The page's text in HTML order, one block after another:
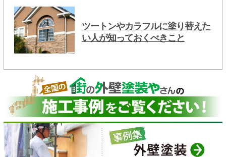
ツートンやカラフルに塗り替えた
い人が知っておくべきこと